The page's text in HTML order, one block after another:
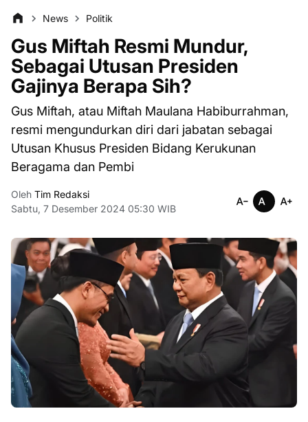
News Politik
Gus Miftah Resmi Mundur,
Sebagai Utusan Presiden
Gajinya Berapa Sih?
Gus Miftah, atau Miftah Maulana Habiburrahman,
resmi mengundurkan diri dari jabatan sebagai
Utusan Khusus Presiden Bidang Kerukunan
Beragama dan Pembi
Oleh Tim Redaksi
Sabtu, 7 Desember 2024 05:30 WIB